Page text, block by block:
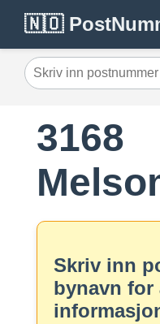
🇳🇴
3168
Skriv inn
bynavn for